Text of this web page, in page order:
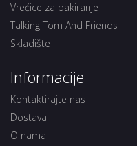
Vrećice za pakiranje
Talking Tom And Friends
Skladište
Informacije
Kontaktirajte nas
Dostava
O nama